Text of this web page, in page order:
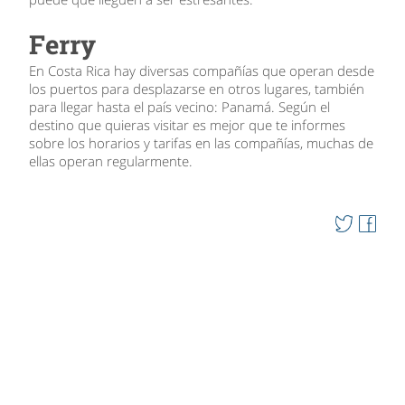
Ferry
En Costa Rica hay diversas compañías que operan desde
los puertos para desplazarse en otros lugares, también
para llegar hasta el país vecino: Panamá. Según el
destino que quieras visitar es mejor que te informes
sobre los horarios y tarifas en las compañías, muchas de
ellas operan regularmente.